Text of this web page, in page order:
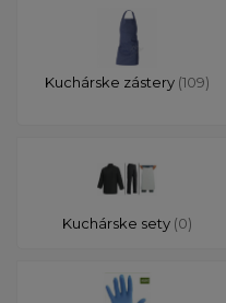
Kuchárske zástery (109)
Kuchárske sety (0)